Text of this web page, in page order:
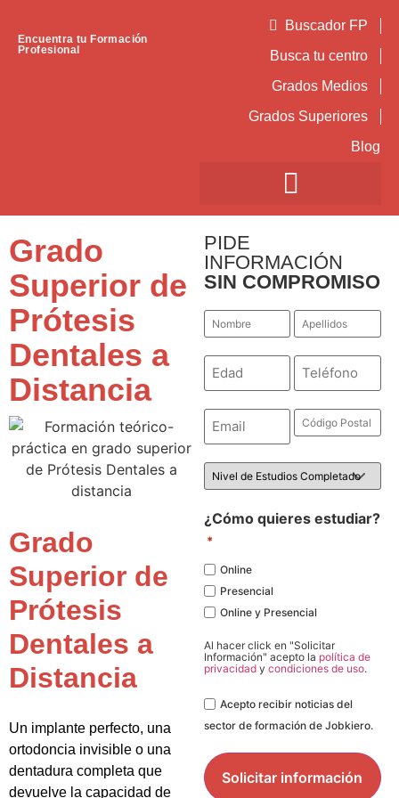
Encuentra tu Formación
Profesional
Buscador FP
Busca tu centro
Grados Medios
Grados Superiores
Blog
Grado
Superior de
Prótesis
Dentales a
Distancia
Grado
Superior de
Prótesis
Dentales a
Distancia
Un implante perfecto, una
ortodoncia invisible o una
dentadura completa que
devuelve la capacidad de
PIDE
INFORMACIÓN
SIN COMPROMISO
Nombre Apellidos
*
Número Teléfono
Email
Código
Postal
Nivel
de
¿Cómo quieres estudiar?
*
Online
Presencial
Online y Presencial
Al hacer click en "Solicitar
Información" acepto la política de
privacidad y condiciones de uso.
LegalAcepto recibir noticias del
sector de formación de Jobkiero.